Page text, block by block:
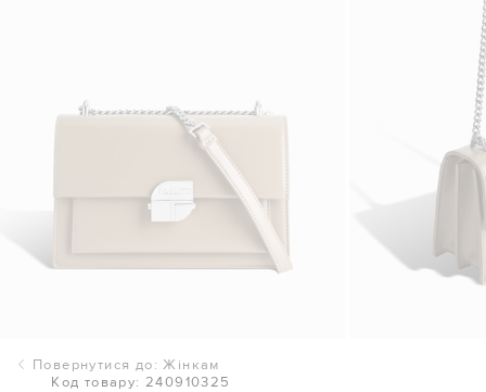
Повернутися до: Жінкам
Код товару: 240910325